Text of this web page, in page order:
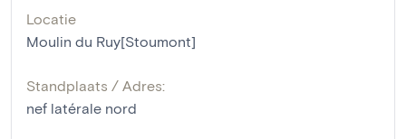
Locatie
Moulin du Ruy[Stoumont]
Standplaats / Adres:
nef latérale nord